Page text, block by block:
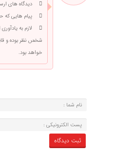
دیدگاه های
پیام هایی که
لازم به
شخص نظر بوده و
خواهد بود.